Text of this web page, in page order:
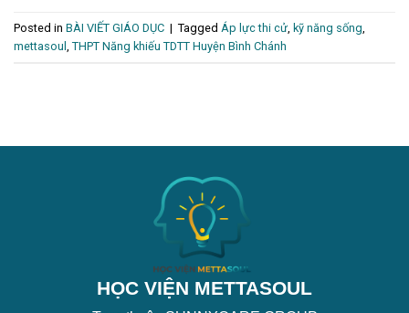
Posted in BÀI VIẾT GIÁO DỤC | Tagged Áp lực thi cử kỹ năng sống
mettasoul THPT Năng khiếu TDTT Huyện Bình Chánh
HỌC VIỆN METTASOUL